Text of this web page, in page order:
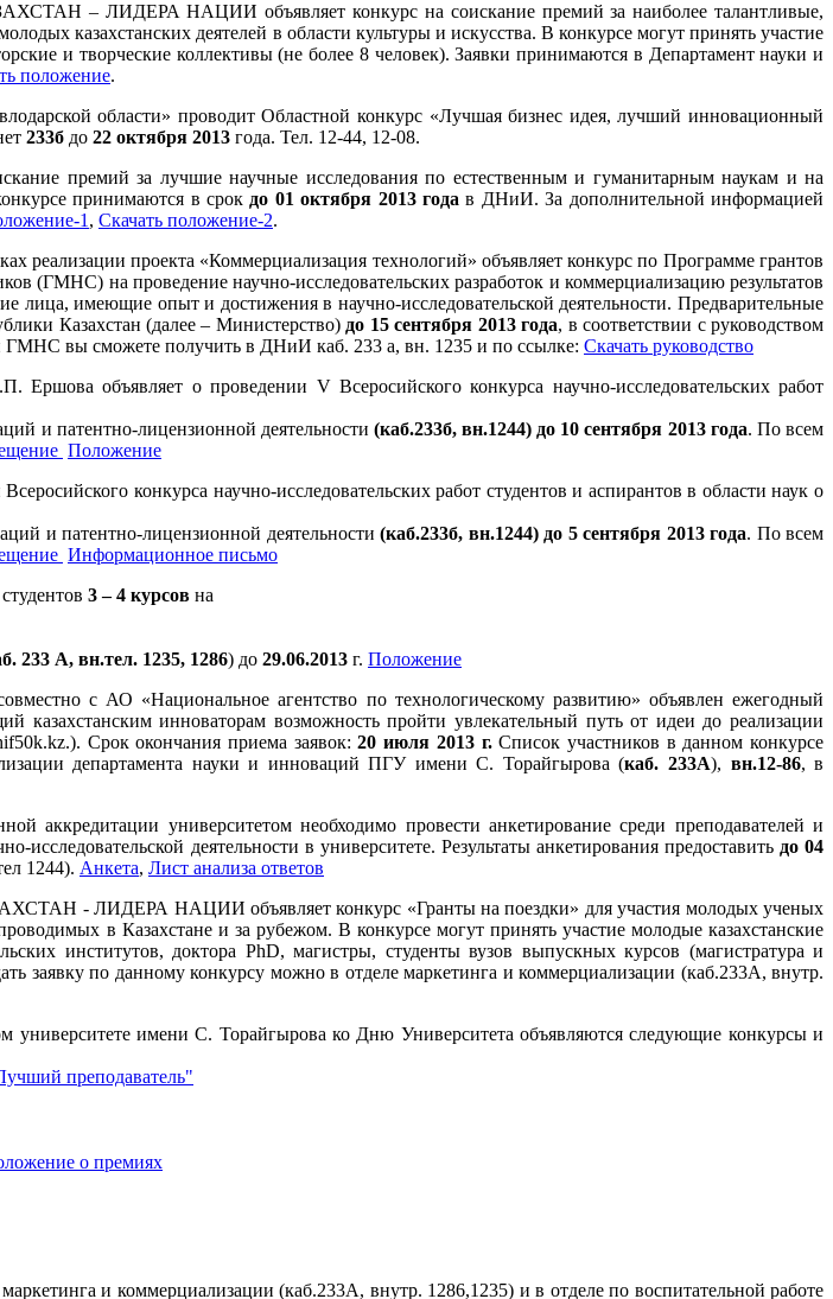
– ЛИДЕРА НАЦИИ объявляет конкурс на соискание премий за наиболее талантливые,
казахстанских деятелей в области культуры и искусства. В конкурсе могут принять участие
и творческие коллективы (не более 8 человек). Заявки принимаются в Департамент науки и
положение.
области» проводит Областной конкурс «Лучшая бизнес идея, лучший инновационный
233б до 22 октября 2013 года. Тел. 12-44, 12-08.
премий за лучшие научные исследования по естественным и гуманитарным наукам и на
принимаются в срок до 01 октября 2013 года в ДНиИ. За дополнительной информацией
1 , Скачать положение-2.
реализации проекта «Коммерциализация технологий» объявляет конкурс по Программе грантов
(ГМНС) на проведение научно-исследовательских разработок и коммерциализацию результатов
лица, имеющие опыт и достижения в научно-исследовательской деятельности. Предварительные
Казахстан (далее – Министерство) до 15 сентября 2013 года, в соответствии с руководством
вы сможете получить в ДНиИ каб. 233 а, вн. 1235 и по ссылке: Скачать руководство
объявляет о проведении V Всеросийского конкурса научно-исследовательских работ
и патентно-лицензионной деятельности (каб.233б, вн.1244) до 10 сентября 2013 года. По всем
Положение
конкурса научно-исследовательских работ студентов и аспирантов в области наук о
и патентно-лицензионной деятельности (каб.233б, вн.1244) до 5 сентября 2013 года. По всем
Информационное письмо
3 – 4 курсов на
233 А, вн.тел. 1235, 1286) до 29.06.2013 г. Положение
с АО «Национальное агентство по технологическому развитию» объявлен ежегодный
казахстанским инноваторам возможность пройти увлекательный путь от идеи до реализации
Срок окончания приема заявок:20 июля 2013 г.Список участников в данном конкурсе
департамента науки и инноваций ПГУ имени С. Торайгырова (каб. 233А), вн.12-86, в
аккредитации университетом необходимо провести анкетирование среди преподавателей и
исследовательской деятельности в университете. Результаты анкетирования предоставить до 04
1244). Анкета, Лист анализа ответов
ЛИДЕРА НАЦИИ объявляет конкурс «Гранты на поездки» для участия молодых ученых
в Казахстане и за рубежом. В конкурсе могут принять участие молодые казахстанские
институтов, доктора PhD, магистры, студенты вузов выпускных курсов (магистратура и
заявку по данному конкурсу можно в отделе маркетинга и коммерциализации (каб.233А, внутр.
университете имени С. Торайгырова ко Дню Университета объявляются следующие конкурсы и
преподаватель"
о премиях
и коммерциализации (каб.233А, внутр. 1286,1235) и в отделе по воспитательной работе